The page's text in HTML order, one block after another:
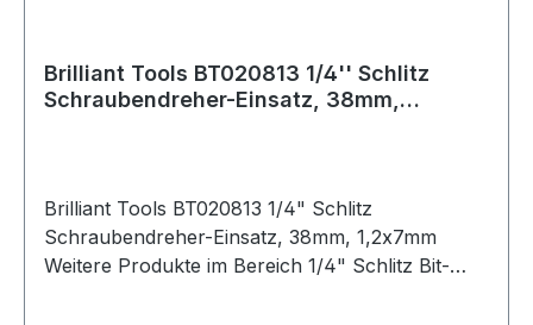
Brilliant Tools BT020813 1/4'' Schlitz
Schraubendreher-Einsatz, 38mm,
Brilliant Tools BT020813 1/4" Schlitz
Schraubendreher-Einsatz, 38mm, 1,2x7mm
Weitere Produkte im Bereich 1/4" Schlitz Bit-